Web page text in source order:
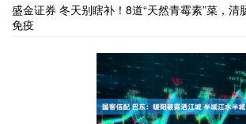
盛金证券 冬天别瞎补！8道“天然青霉素”菜，清
免疫